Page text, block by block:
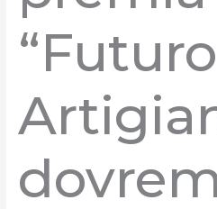
“Futuro